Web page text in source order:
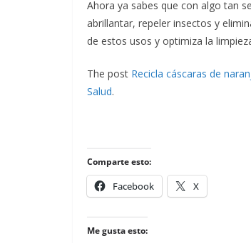
Ahora ya sabes que con algo tan
abrillantar, repeler insectos y
de estos usos y optimiza la
The post Recicla cáscaras de
Salud.
Comparte esto:
Facebook X
Me gusta esto: